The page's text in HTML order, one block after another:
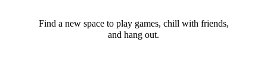
Find a new space to play games, chill with friends,
and hang out.